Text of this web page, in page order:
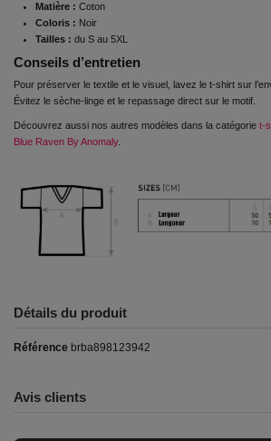
Matière : Coton
Coloris : Noir
Tailles : du S au 5XL
Conseils d’entretien
Pour préserver le textile et le visuel, lavez le t-shirt sur
Évitez le sèche-linge et le repassage direct sur le motif.
Découvrez aussi nos autres modèles dans la catégorie t-
Blue Raven By Anomaly.
Détails du produit
Référence brba898123942
Avis clients